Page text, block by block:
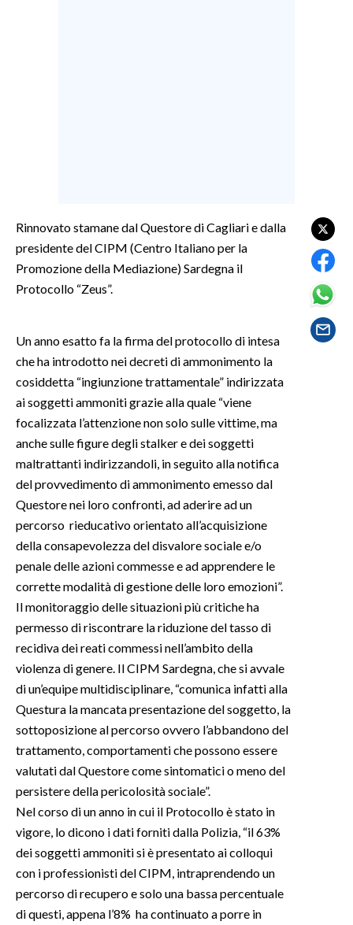
CULTURA
SPETTACOLI
SALUTE
SARDEGNA TURISMO
NOTIZIE
EVENTI
#CARAUNIONE
3 MINUTI CON
INFO AZIENDE
ANNUNCI
NECROLOGI
PUBBLICITÀ
SPIAGGE
Rinnovato stamane dal Questore di Cagliari e dalla
presidente del CIPM (Centro Italiano per la
Promozione della Mediazione) Sardegna il
Protocollo “Zeus”.
Un anno esatto fa la firma del protocollo di intesa
che ha introdotto nei decreti di ammonimento la
cosiddetta “ingiunzione trattamentale” indirizzata
ai soggetti ammoniti grazie alla quale “viene
focalizzata l’attenzione non solo sulle vittime, ma
anche sulle figure degli stalker e dei soggetti
maltrattanti indirizzandoli, in seguito alla notifica
del provvedimento di ammonimento emesso dal
Questore nei loro confronti, ad aderire ad un
percorso rieducativo orientato all’acquisizione
della consapevolezza del disvalore sociale e/o
penale delle azioni commesse e ad apprendere le
corrette modalità di gestione delle loro emozioni”.
Il monitoraggio delle situazioni più critiche ha
permesso di riscontrare la riduzione del tasso di
recidiva dei reati commessi nell’ambito della
violenza di genere. Il CIPM Sardegna, che si avvale
di un’equipe multidisciplinare, “comunica infatti alla
Questura la mancata presentazione del soggetto, la
sottoposizione al percorso ovvero l’abbandono del
trattamento, comportamenti che possono essere
valutati dal Questore come sintomatici o meno del
persistere della pericolosità sociale”.
Nel corso di un anno in cui il Protocollo è stato in
vigore, lo dicono i dati forniti dalla Polizia, “il 63%
dei soggetti ammoniti si è presentato ai colloqui
con i professionisti del CIPM, intraprendendo un
percorso di recupero e solo una bassa percentuale
di questi, appena l’8% ha continuato a porre in